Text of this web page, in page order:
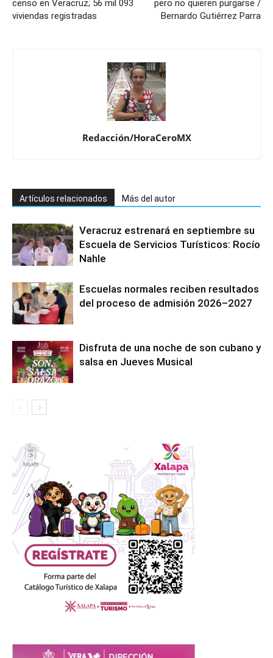
censo en Veracruz; 56 mil 093
viviendas registradas
pero no quieren purgarse /
Bernardo Gutiérrez Parra
Redacción/HoraCeroMX
Artículos relacionados Más del autor
Veracruz estrenará en septiembre su
Escuela de Servicios Turísticos: Rocío
Nahle
Escuelas normales reciben resultados
del proceso de admisión 2026–2027
Disfruta de una noche de son cubano y
salsa en Jueves Musical